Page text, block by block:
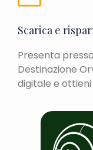
Scarica e
Presenta
Destinazione
digitale e